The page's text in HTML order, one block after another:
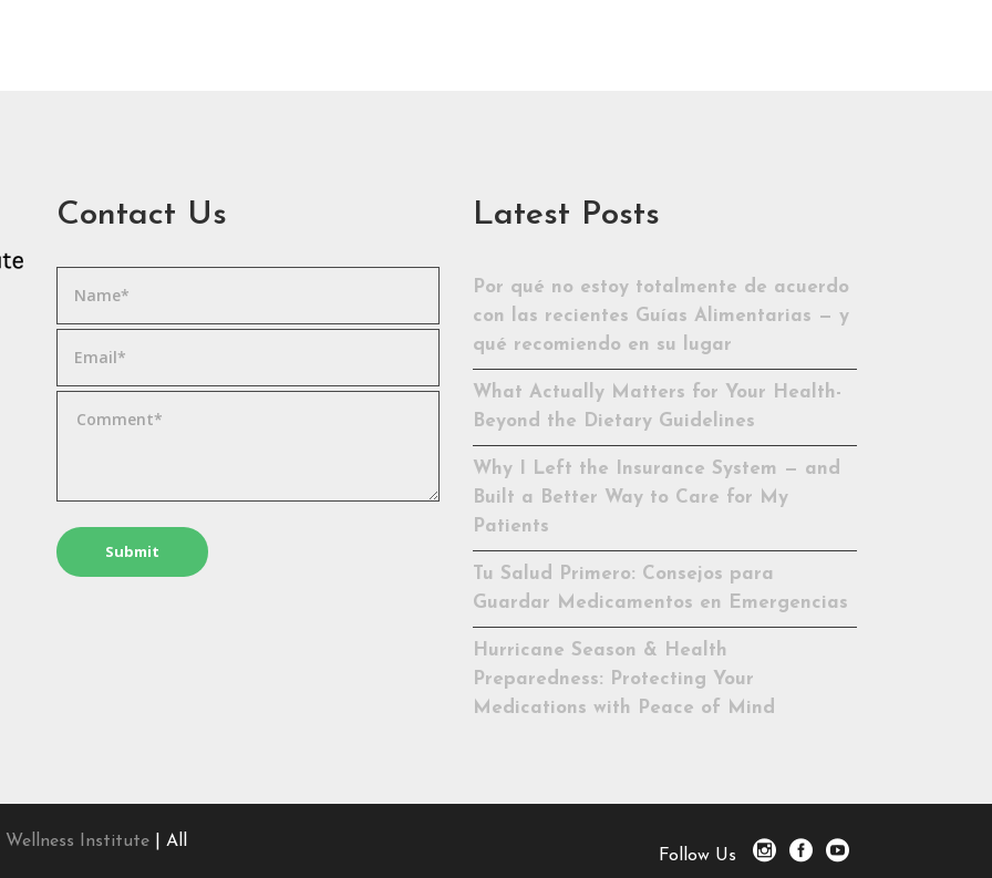
Contact Us Latest Posts
Por qué no estoy totalmente de acuerdo
con las recientes Guías Alimentarias — y
qué recomiendo en su lugar
What Actually Matters for Your Health-
Beyond the Dietary Guidelines
Why I Left the Insurance System — and
Built a Better Way to Care for My
Patients
Tu Salud Primero: Consejos para
Guardar Medicamentos en Emergencias
Hurricane Season & Health
Preparedness: Protecting Your
Medications with Peace of Mind
Wellness Institute | All
Follow Us